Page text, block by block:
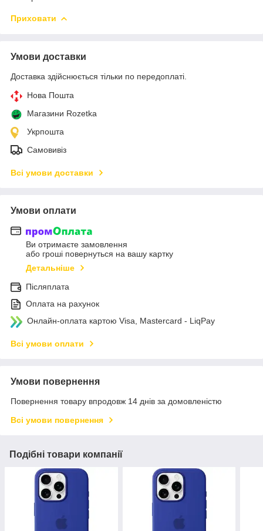
Приховати
Умови доставки
Доставка здійснюється тільки по передоплаті.
Нова Пошта
Магазини Rozetka
Укрпошта
Самовивіз
Всі умови доставки
Умови оплати
Ви отримаєте замовлення
або гроші повернуться на вашу картку
Детальніше
Післяплата
Оплата на рахунок
Онлайн-оплата картою Visa, Mastercard - LiqPay
Всі умови оплати
Умови повернення
Повернення товару впродовж 14 днів за домовленістю
Всі умови повернення
Подібні товари компанії